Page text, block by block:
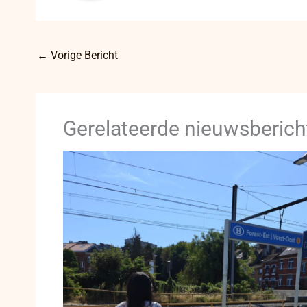
← Vorige Bericht
Gerelateerde